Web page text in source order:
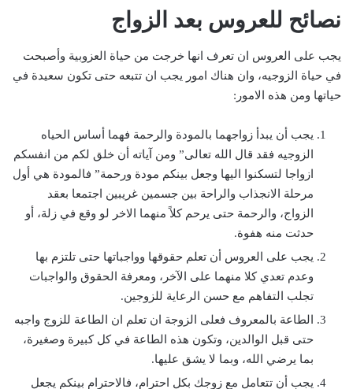
نصائح للعروس بعد الزواج
يجب على العروس ان تعرف انها خرجت من حياة العزوبية وأصبحت
في حياة الزوجيه، وان هناك امور يجب ان تتبعه حتى تكون سعيدة في
حياتها ومن هذه الامور:
يجب أن يبدأ زواجهما بالمودة والرحمة فهما أساس الحياه
الزوجيه فقد قال الله تعالى” ومن آياته أن خلق لكم من انفسكم
ازواجا لتسكنوا اليها وجعل بينكم مودة ورحمة” فالمودة هي أول
مرحلة الانجذاب والراحة بين جسمين غريبين اجتمعا بعقد
الزواج، والرحمة حتى يرحم كلاً منهما الاخر لو وقع في زلة، أو
حدثت منه هفوة.
يجب على العروس أن تعلم حقوقها وواجباتها حتى تلتزم بها
وعدم تعدي كلا منهما على الآخر، ومعرفة الحقوق والواجبات
تجلب التفاهم مع حسن الرعاية للزوجين.
الطاعة بالمعروف فعلى الزوجة ان تعلم ان الطاعة للزوج واجبه
حتى قبل الوالدين، وتكون هذه الطاعة في كل كبيرة وصغيرة،
بما يرضي الله، وبما لا يشق عليها.
يجب أن تتعامل مع زوجك بكل احترام، فالاحترام بينكم يجعل